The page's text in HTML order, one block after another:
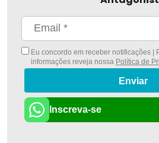
Eu concordo em receber notificações |
informações reveja nossa Política de
Enviar
Inscreva-se